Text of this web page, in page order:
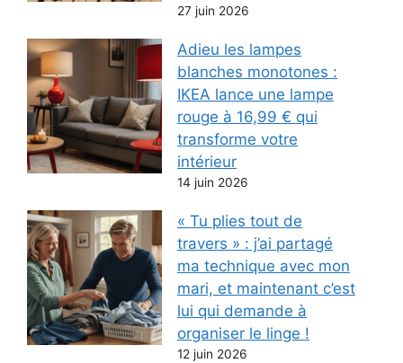
27 juin 2026
Adieu les lampes
blanches monotones :
IKEA lance une lampe
rouge à 16,99 € qui
transforme votre
intérieur
14 juin 2026
« Tu plies tout de
travers » : j’ai partagé
ma technique avec mon
mari, et maintenant c’est
lui qui demande à
organiser le linge !
12 juin 2026